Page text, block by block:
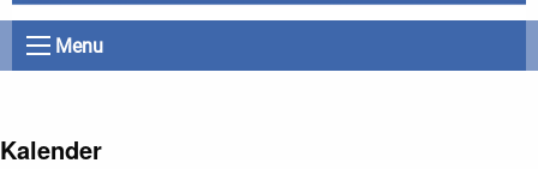
Menu
Kalender